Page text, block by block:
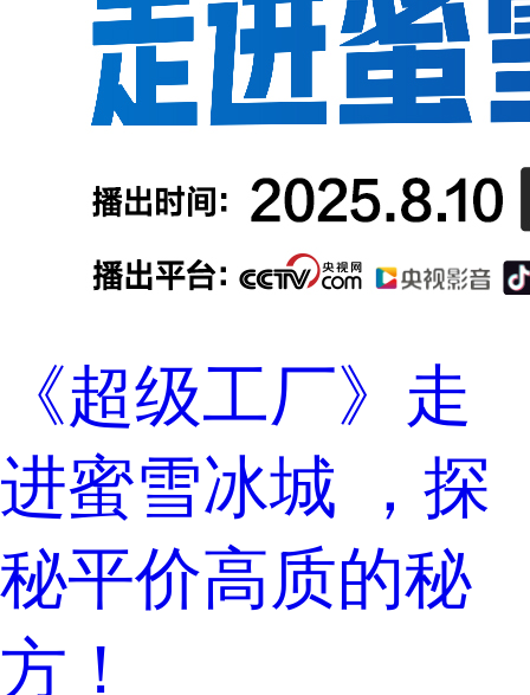
《超级工厂》走
进蜜雪冰城 ，探
秘平价高质的秘
方！